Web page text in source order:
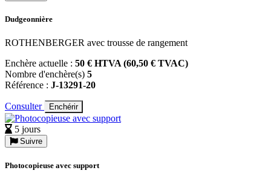
Dudgeonnière
ROTHENBERGER avec trousse de rangement
Enchère actuelle : 50 € HTVA (60,50 € TVAC)
Nombre d'enchère(s) 5
Référence : J-13291-20
Consulter Enchérir
5 jours
Suivre
Photocopieuse avec support